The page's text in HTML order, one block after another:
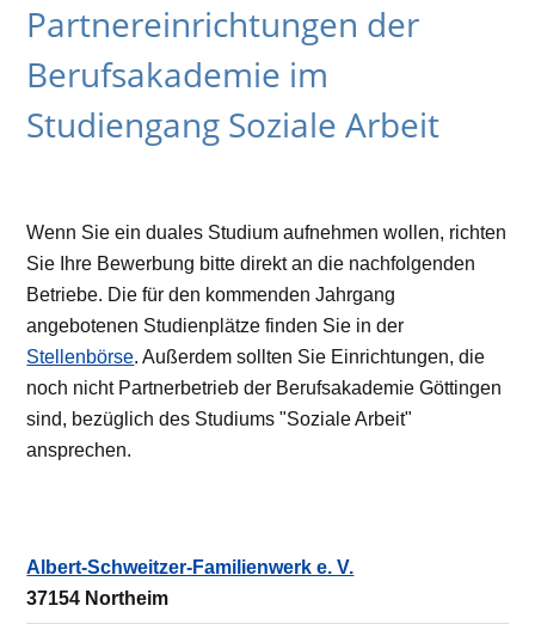
Partnereinrichtungen der
Berufsakademie im
Studiengang Soziale Arbeit
Wenn Sie ein duales Studium aufnehmen wollen, richten
Sie Ihre Bewerbung bitte direkt an die nachfolgenden
Betriebe. Die für den kommenden Jahrgang
angebotenen Studienplätze finden Sie in der
Stellenbörse. Außerdem sollten Sie Einrichtungen, die
noch nicht Partnerbetrieb der Berufsakademie Göttingen
sind, bezüglich des Studiums "Soziale Arbeit"
ansprechen.
Albert-Schweitzer-Familienwerk e. V.
37154 Northeim